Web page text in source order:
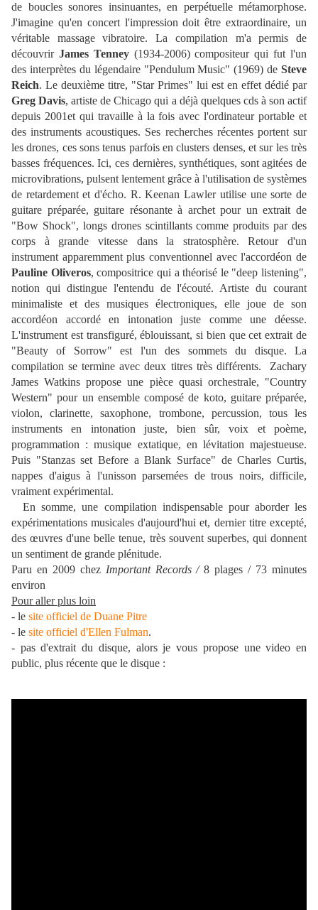
de boucles sonores insinuantes, en perpétuelle métamorphose.
J'imagine qu'en concert l'impression doit être extraordinaire, un
véritable massage vibratoire. La compilation m'a permis de
découvrir James Tenney(1934-2006) compositeur qui fut l'un
des interprètes du légendaire "Pendulum Music" (1969) de Steve
Reich. Le deuxième titre, "Star Primes" lui est en effet dédié par
Greg Davis, artiste de Chicago qui a déjà quelques cds à son actif
depuis 2001et qui travaille à la fois avec l'ordinateur portable et
des instruments acoustiques. Ses recherches récentes portent sur
les drones, ces sons tenus parfois en clusters denses, et sur les très
basses fréquences. Ici, ces dernières, synthétiques, sont agitées de
microvibrations, pulsent lentement grâce à l'utilisation de systèmes
de retardement et d'écho. R. Keenan Lawler utilise une sorte de
guitare préparée, guitare résonante à archet pour un extrait de
"Bow Shock", longs drones scintillants comme produits par des
corps à grande vitesse dans la stratosphère. Retour d'un
instrument apparemment plus conventionnel avec l'accordéon de
Pauline Oliveros, compositrice qui a théorisé le "deep listening",
notion qui distingue l'entendu de l'écouté. Artiste du courant
minimaliste et des musiques électroniques, elle joue de son
accordéon accordé en intonation juste comme une déesse.
L'instrument est transfiguré, éblouissant, si bien que cet extrait de
"Beauty of Sorrow" est l'un des sommets du disque. La
compilation se termine avec deux titres très différents. Zachary
James Watkins propose une pièce quasi orchestrale, "Country
Western" pour un ensemble composé de koto, guitare préparée,
violon, clarinette, saxophone, trombone, percussion, tous les
instruments en intonation juste, bien sûr, voix et poème,
programmation : musique extatique, en lévitation majestueuse.
Puis "Stanzas set Before a Blank Surface" de Charles Curtis,
nappes d'aigus à l'unisson parsemées de trous noirs, difficile,
vraiment expérimental.
En somme, une compilation indispensable pour aborder les
expérimentations musicales d'aujourd'hui et, dernier titre excepté,
des œuvres d'une belle tenue, très souvent superbes, qui donnent
un sentiment de grande plénitude.
Paru en 2009 chez Important Records /8 plages / 73 minutes
environ
Pour aller plus loin
- le site officiel de Duane Pitre
- le site officiel d'Ellen Fulman.
- pas d'extrait du disque, alors je vous propose une video en
public, plus récente que le disque :